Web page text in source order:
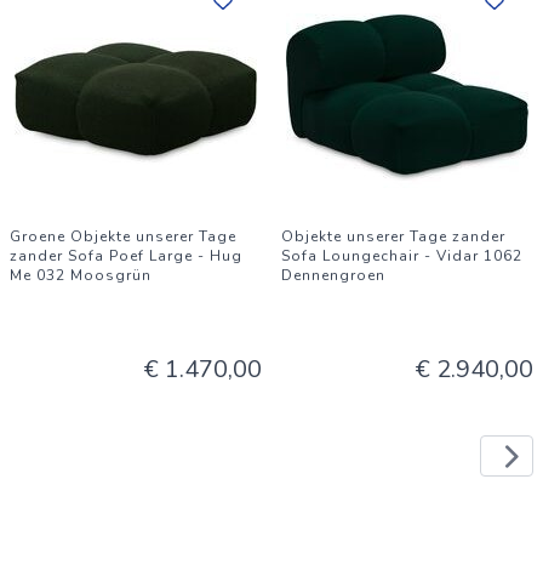
Groene Objekte unserer Tage
zander Sofa Poef Large - Hug
Me 032 Moosgrün
€ 1.470,00
Objekte unserer Tage zander
Sofa Loungechair - Vidar 1062
Dennengroen
€ 2.940,00